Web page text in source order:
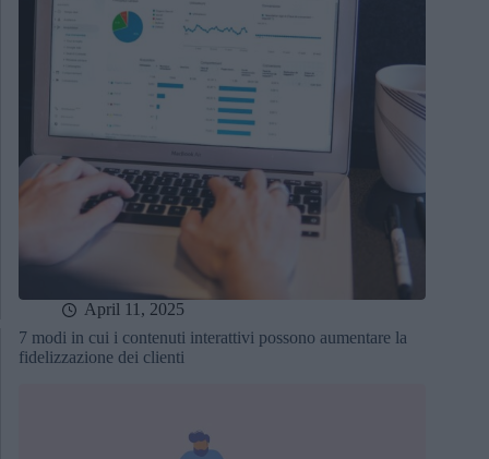
April 11, 2025
7 modi in cui i contenuti interattivi possono aumentare la
fidelizzazione dei clienti